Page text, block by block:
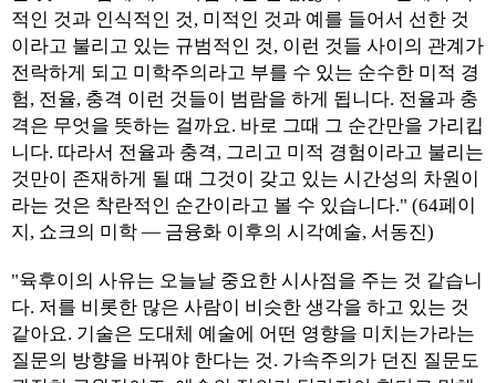
적인 것과 인식적인 것, 미적인 것과 예를 들어서 선한 것
이라고 불리고 있는 규범적인 것, 이런 것들 사이의 관계가
전락하게 되고 미학주의라고 부를 수 있는 순수한 미적 경
험, 전율, 충격 이런 것들이 범람을 하게 됩니다. 전율과 충
격은 무엇을 뜻하는 걸까요. 바로 그때 그 순간만을 가리킵
니다. 따라서 전율과 충격, 그리고 미적 경험이라고 불리는
것만이 존재하게 될 때 그것이 갖고 있는 시간성의 차원이
라는 것은 착란적인 순간이라고 볼 수 있습니다." (64페이
지, 쇼크의 미학 — 금융화 이후의 시각예술, 서동진)
"육후이의 사유는 오늘날 중요한 시사점을 주는 것 같습니
다. 저를 비롯한 많은 사람이 비슷한 생각을 하고 있는 것
같아요. 기술은 도대체 예술에 어떤 영향을 미치는가라는
질문의 방향을 바꿔야 한다는 것. 가속주의가 던진 질문도